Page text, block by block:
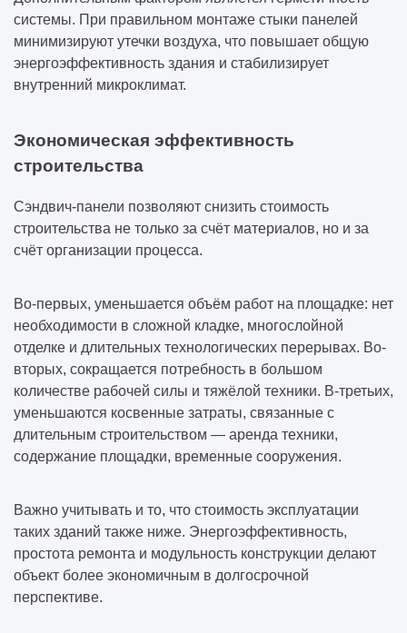
системы. При правильном монтаже стыки панелей
минимизируют утечки воздуха, что повышает общую
энергоэффективность здания и стабилизирует
внутренний микроклимат.
Экономическая эффективность
строительства
Сэндвич-панели позволяют снизить стоимость
строительства не только за счёт материалов, но и за
счёт организации процесса.
Во-первых, уменьшается объём работ на площадке: нет
необходимости в сложной кладке, многослойной
отделке и длительных технологических перерывах. Во-
вторых, сокращается потребность в большом
количестве рабочей силы и тяжёлой техники. В-третьих,
уменьшаются косвенные затраты, связанные с
длительным строительством — аренда техники,
содержание площадки, временные сооружения.
Важно учитывать и то, что стоимость эксплуатации
таких зданий также ниже. Энергоэффективность,
простота ремонта и модульность конструкции делают
объект более экономичным в долгосрочной
перспективе.